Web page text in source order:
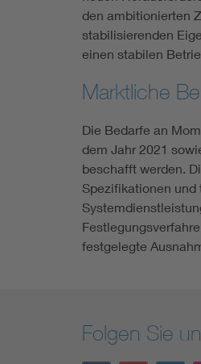
den ambitionierten
stabilisierenden
einen stabilen
Marktliche
Die Bedarfe an
dem Jahr 2021
beschafft werden.
Spezifikationen und
festgelegte
Folgen Sie